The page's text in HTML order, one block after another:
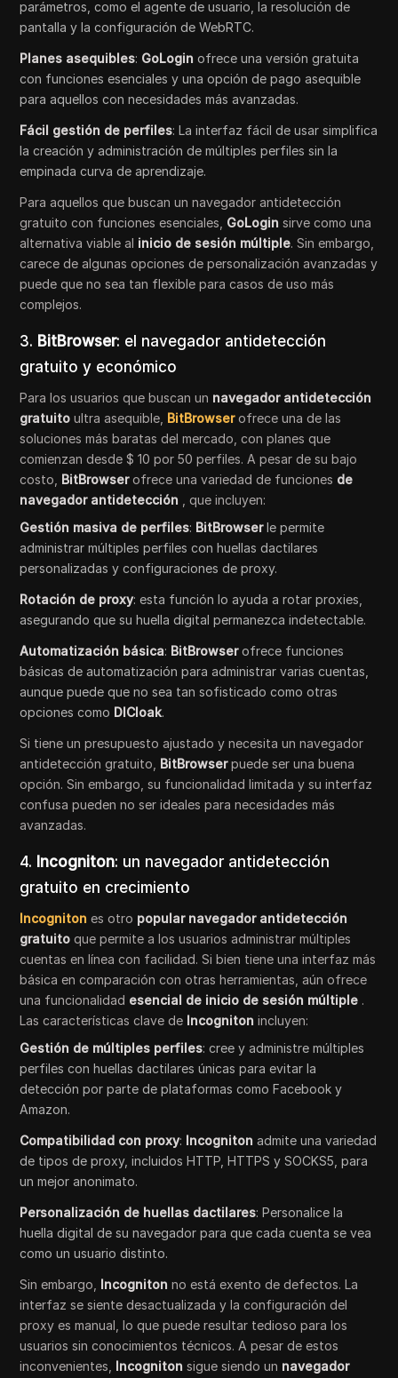
parámetros, como el agente de usuario, la resolución de
pantalla y la configuración de WebRTC.
Planes asequibles: GoLogin ofrece una versión gratuita
con funciones esenciales y una opción de pago asequible
para aquellos con necesidades más avanzadas.
Fácil gestión de perfiles: La interfaz fácil de usar simplifica
la creación y administración de múltiples perfiles sin la
empinada curva de aprendizaje.
Para aquellos que buscan un navegador antidetección
gratuito con funciones esenciales, GoLogin sirve como una
alternativa viable al inicio de sesión múltiple. Sin embargo,
carece de algunas opciones de personalización avanzadas y
puede que no sea tan flexible para casos de uso más
complejos.
3. BitBrowser: el navegador antidetección
gratuito y económico
Para los usuarios que buscan un navegador antidetección
gratuito ultra asequible, BitBrowserofrece una de las
soluciones más baratas del mercado, con planes que
comienzan desde $ 10 por 50 perfiles. A pesar de su bajo
costo, BitBrowserofrece una variedad de funciones de
navegador antidetección , que incluyen:
Gestión masiva de perfiles: BitBrowserle permite
administrar múltiples perfiles con huellas dactilares
personalizadas y configuraciones de proxy.
Rotación de proxy: esta función lo ayuda a rotar proxies,
asegurando que su huella digital permanezca indetectable.
Automatización básica: BitBrowserofrece funciones
básicas de automatización para administrar varias cuentas,
aunque puede que no sea tan sofisticado como otras
opciones como DICloak.
Si tiene un presupuesto ajustado y necesita un navegador
antidetección gratuito, BitBrowserpuede ser una buena
opción. Sin embargo, su funcionalidad limitada y su interfaz
confusa pueden no ser ideales para necesidades más
avanzadas.
4. Incogniton: un navegador antidetección
gratuito en crecimiento
Incogniton es otro popular navegador antidetección
gratuito que permite a los usuarios administrar múltiples
cuentas en línea con facilidad. Si bien tiene una interfaz más
básica en comparación con otras herramientas, aún ofrece
una funcionalidad esencial de inicio de sesión múltiple .
Las características clave de Incogniton incluyen:
Gestión de múltiples perfiles: cree y administre múltiples
perfiles con huellas dactilares únicas para evitar la
detección por parte de plataformas como Facebook y
Amazon.
Compatibilidad con proxy: Incogniton admite una variedad
de tipos de proxy, incluidos HTTP, HTTPS y SOCKS5, para
un mejor anonimato.
Personalización de huellas dactilares: Personalice la
huella digital de su navegador para que cada cuenta se vea
como un usuario distinto.
Sin embargo, Incogniton no está exento de defectos. La
interfaz se siente desactualizada y la configuración del
proxy es manual, lo que puede resultar tedioso para los
usuarios sin conocimientos técnicos. A pesar de estos
inconvenientes, Incogniton sigue siendo un navegador